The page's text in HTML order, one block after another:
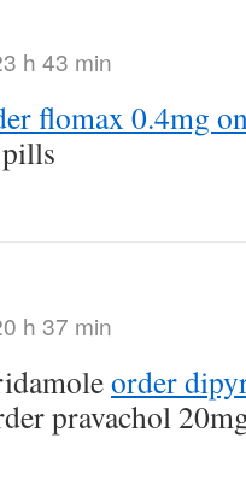
h 43 min
flomax 0.4mg
h 37 min
order
pravachol